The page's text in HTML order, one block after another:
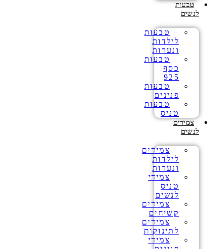
טבעות
לנשים
טבעות
לילדות
ונערות
טבעות
כסף
925
טבעות
פנינים
טבעות
טניס
צמידים
לנשים
צמידים
לילדות
ונערות
צמידי
טניס
לנשים
צמידים
קשיחים
צמידים
לתינוקות
צמידי